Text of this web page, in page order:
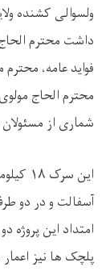
ولسوالی کشنده
داشت محترم
فواید عامه،
محترم الحاج
شماری از
این سرک ۱۸
آسفالت و در دو
امتداد این پروژه
پلچک ها نیز